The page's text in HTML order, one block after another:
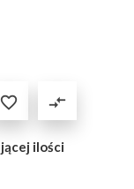
 compare_arrows
ilości